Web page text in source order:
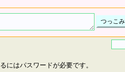
にはパスワードが必要です。